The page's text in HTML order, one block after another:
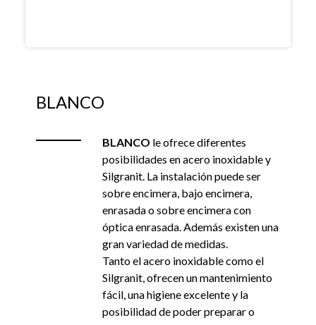
BLANCO
BLANCO le ofrece diferentes
posibilidades en acero inoxidable y
Silgranit. La instalación puede ser
sobre encimera, bajo encimera,
enrasada o sobre encimera con
óptica enrasada. Además existen una
gran variedad de medidas.
Tanto el acero inoxidable como el
Silgranit, ofrecen un mantenimiento
fácil, una higiene excelente y la
posibilidad de poder preparar o